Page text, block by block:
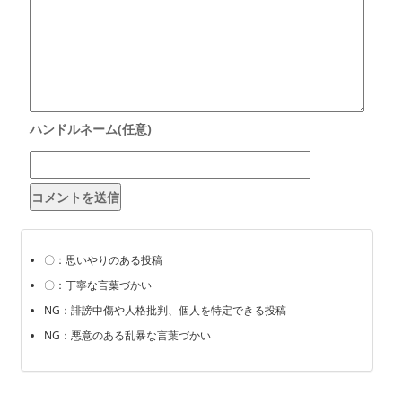
〇：思いやりのある投稿
〇：丁寧な言葉づかい
NG：誹謗中傷や人格批判、個人を特定できる投稿
NG：悪意のある乱暴な言葉づかい